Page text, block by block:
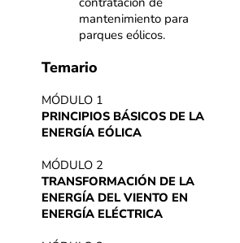
mantenimiento para
parques eólicos. ​
Temario
MÓDULO 1
PRINCIPIOS BÁSICOS DE LA
ENERGÍA EÓLICA
MÓDULO 2
TRANSFORMACIÓN DE LA
ENERGÍA DEL VIENTO EN
ENERGÍA ELÉCTRICA